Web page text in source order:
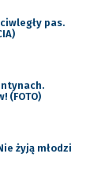
pas.
(FOTO)
żyją młodzi